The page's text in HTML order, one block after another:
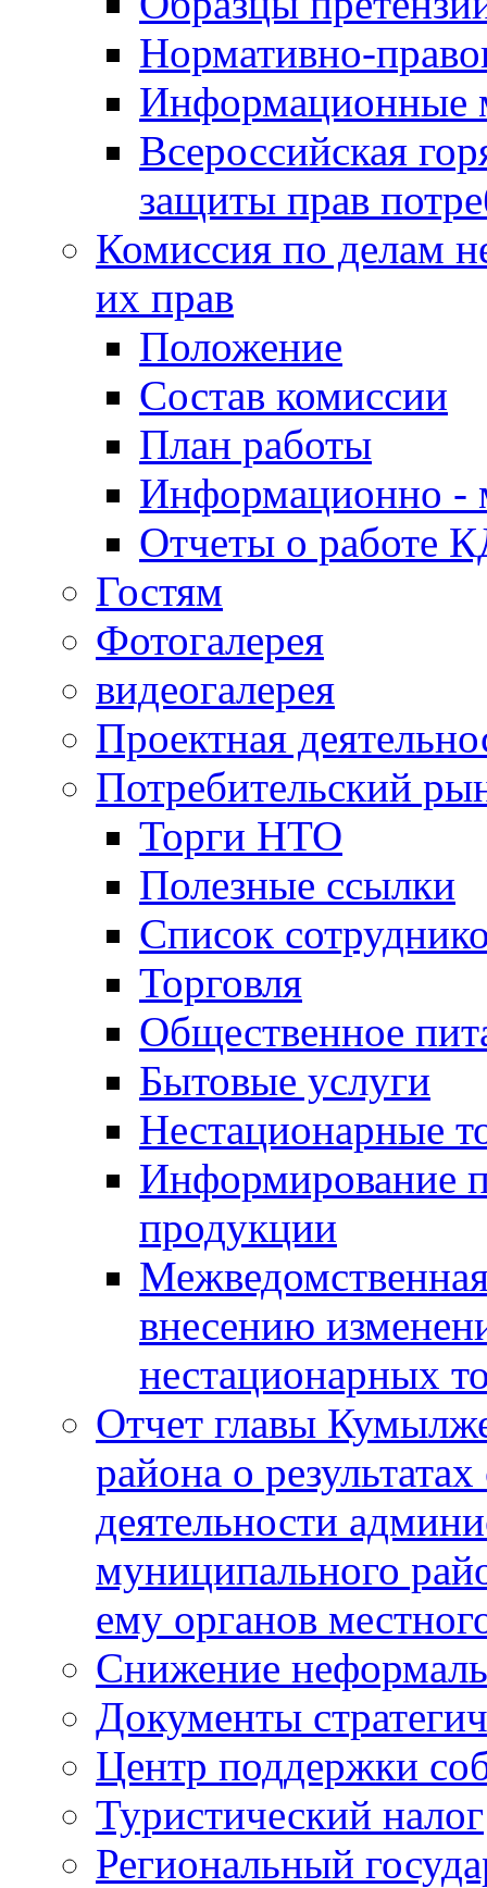
Нормативно-
Информационные
Всероссийская
защиты прав
Комиссия по делам
их прав
Положение
Состав комиссии
План работы
Информационно -
Отчеты о работе
Гостям
Фотогалерея
видеогалерея
Проектная
Потребительский
Торги НТО
Полезные ссылки
Список
Торговля
Общественное
Бытовые услуги
Нестационарные
Информирование
продукции
внесению
нестационарных
Отчет главы
района о
деятельности
муниципального
ему органов
Снижение
Документы
Центр поддержки
Туристический налог
Региональный